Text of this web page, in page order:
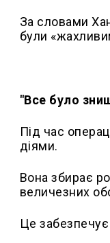
За словами
були
"Все було
Під час
діями.
Вона збирає
величезних
Це